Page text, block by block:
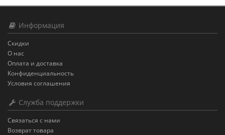
Информация
Скидки
О нас
Оплата и доставка
Конфиденциальность
Условия соглашения
Служба поддержки
Связаться с нами
Возврат товара